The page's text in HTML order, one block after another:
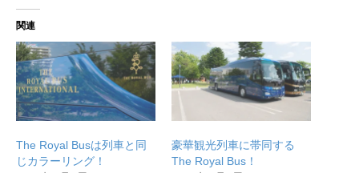
関連
The Royal Busは列車と同
じカラーリング！
豪華観光列車に帯同する
The Royal Bus！